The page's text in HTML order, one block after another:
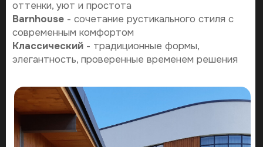
Преимущества гостевого дома
Приватность для всех- гости чувствуют себя
комфортно в отдельном пространстве, а хозяева
Дополнительная полезная площадь -
Источник дохода - возможность сдачи в аренду
через онлайн-платформы в периоды, когда
гостевой дом не используется.
Многофункциональное использование
домашний офис, творческая студия, зона для
хобби, помещение для взрослых детей.